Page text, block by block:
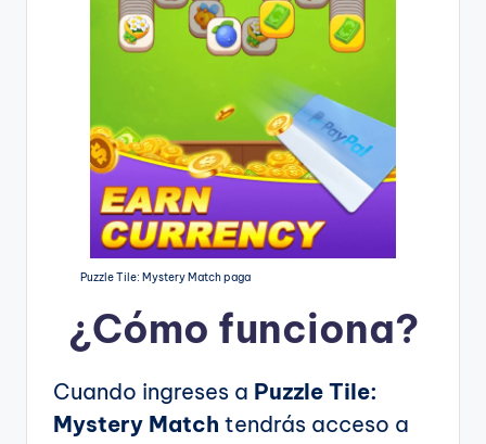
Puzzle Tile: Mystery Match paga
¿Cómo funciona?
Cuando ingreses a Puzzle Tile:
Mystery Match tendrás acceso a